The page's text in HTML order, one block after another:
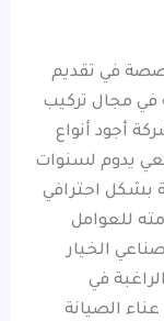
في تقديم
في مجال تركيب
أجود أنواع
يدوم لسنوات
بشكل احترافي
للعوامل
الخيار
في
الصيانة